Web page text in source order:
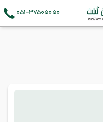
051-37505050